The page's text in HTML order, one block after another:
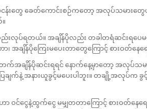
တွေ ခေတ်ကောင်းစဉ်ကတော့ အလုပ်သမားတွေ
ပ်ရတယ်။ အချိန်ပိုလည်း တခါတရံဆင်းရပေမယ့်
အချိန်ပိုကြေးမပေးတာတွေကြောင့် စားဝတ်နေ
ချိန်ပိုဆင်းရရင် နောက်နေ့မှာတော့ အလုပ်သမာ
ချက်နဲ့ အနားယူခွင့်မပေးပါဘူး။ တချို့အ
ဝင်ငွေနဲ့ထွက်ငွေ မမျှတတာကြောင့် စားဝတ်နေရ